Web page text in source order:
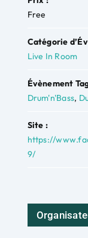
Free
Catégorie
Live In Room
Évènement
Drum'n'Bass,
Site :
https://
9/